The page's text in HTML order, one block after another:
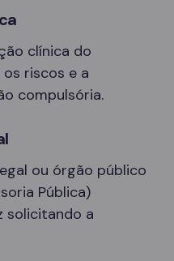
clínica do
riscos e a
compulsória.
ou órgão público
Pública)
solicitando a